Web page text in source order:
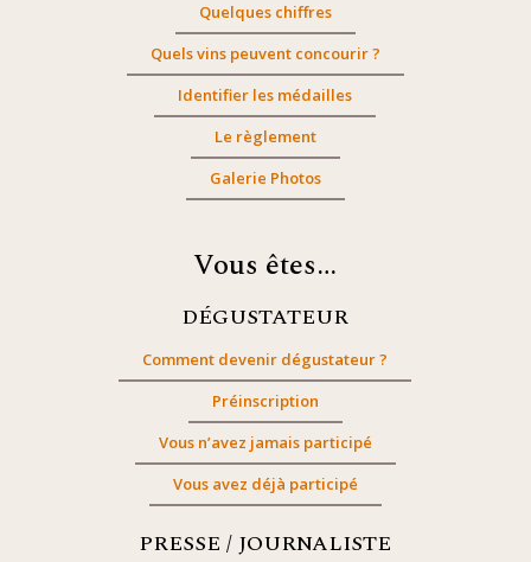
Quelques chiffres
Quels vins peuvent concourir ?
Identifier les médailles
Le règlement
Galerie Photos
Vous êtes…
DÉGUSTATEUR
Comment devenir dégustateur ?
Préinscription
Vous n’avez jamais participé
Vous avez déjà participé
PRESSE / JOURNALISTE